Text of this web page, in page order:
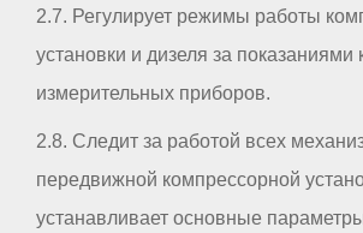
2.7. Регулирует режимы работы
установки и дизеля за показаниями
измерительных приборов.
2.8. Следит за работой всех
передвижной компрессорной
устанавливает основные